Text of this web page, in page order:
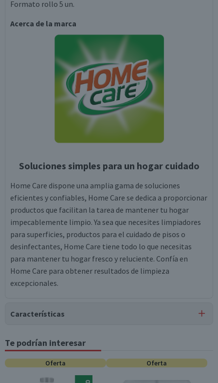
Formato rollo 5 un.
Acerca de la marca
Soluciones simples para un hogar cuidado
Home Care dispone una amplia gama de soluciones
eficientes y confiables, Home Care se dedica a proporcionar
productos que facilitan la tarea de mantener tu hogar
impecablemente limpio. Ya sea que necesites limpiadores
para superficies, productos para el cuidado de pisos o
desinfectantes, Home Care tiene todo lo que necesitas
para mantener tu hogar fresco y reluciente. Confía en
Home Care para obtener resultados de limpieza
excepcionales.
Características
Tipo de Producto
Bolsas de Basura
Almacenamiento
Conservar en un lugar fresco y seco
Te podrían interesar
Oferta Oferta